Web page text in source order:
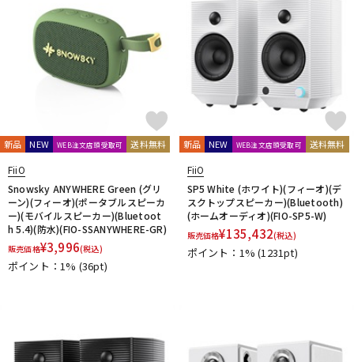
Lauten Audio Line6
LOJECT
maag audio
MACKIE
marantz Professional
Marshall
MASELEC MATRIX M-AUDIO
Mee audio
MIDAS
Millennia MISTRAL
MOGAMI
Mojave Audio
Monkey Banana
MONSTER CABLE
Musikelectronic Geithain
NEUMANN
OHASHI
Oktava OLLO AUDIO onso ORB Oyaide
P-S
Palmer Peluso PhoenixAudio
Pioneer DJ
Placid Audio PMC
PreSonus
PRIMACOUSTIC
Primo PrismSound
PROIDEA
Protection Racket
Providence Pueblo Audio
PULSE
Purple audio
QUIK LOK Radial
Rational Acoustics
reloop
reProducer Audio
sE Electronics
Seide
SENNHEISER
新品 NEW WEB注文店頭受取可 送料無料
FiiO
Snowsky ANYWHERE Green (グリ
ーン)(フィーオ)(ポータブルスピーカ
ー)(モバイルスピーカー)(Bluetoot
h 5.4)(防水)(FIO-SSANYWHERE-GR)
販売価格¥3,996(税込)
ポイント：1% (36pt)
新品 NEW WEB注文店頭受取可 送料無料
FiiO
SP5 White (ホワイト)(フィーオ)(デ
スクトップスピーカー)(Bluetooth)
(ホームオーディオ)(FIO-SP5-W)
販売価格¥135,432(税込)
ポイント：1%(1231pt)